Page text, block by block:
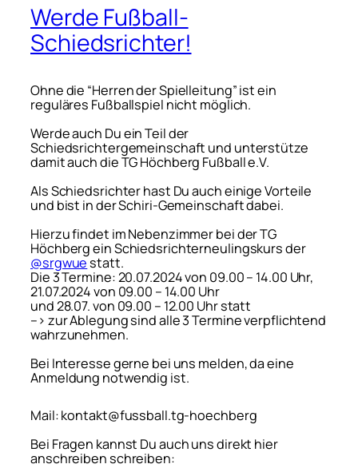
Werde Fußball-
Schiedsrichter!
Ohne die “Herren der Spielleitung” ist ein
reguläres Fußballspiel nicht möglich.
Werde auch Du ein Teil der
Schiedsrichtergemeinschaft und unterstütze
damit auch die TG Höchberg Fußball e.V.
Als Schiedsrichter hast Du auch einige Vorteile
und bist in der Schiri-Gemeinschaft dabei.
Hierzu findet im Nebenzimmer bei der TG
Höchberg ein Schiedsrichterneulingskurs der
@srgwue statt.
Die 3 Termine: 20.07.2024 von 09.00 – 14.00 Uhr,
21.07.2024 von 09.00 – 14.00 Uhr
und 28.07. von 09.00 – 12.00 Uhr statt
–> zur Ablegung sind alle 3 Termine verpflichtend
wahrzunehmen.
Bei Interesse gerne bei uns melden, da eine
Anmeldung notwendig ist.
Mail: kontakt@fussball.tg-hoechberg
Bei Fragen kannst Du auch uns direkt hier
anschreiben schreiben: